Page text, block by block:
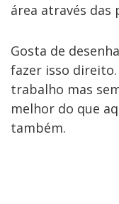
área através das
Gosta de
fazer isso
trabalho mas
melhor do que
também.